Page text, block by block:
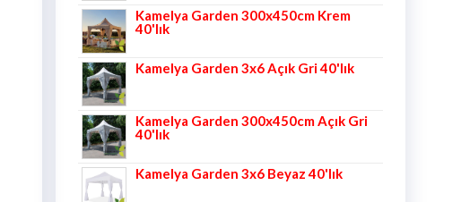
Kamelya Garden 300x450cm Krem
40'lık
Kamelya Garden 3x6 Açık Gri 40'lık
Kamelya Garden 300x450cm Açık Gri
40'lık
Kamelya Garden 3x6 Beyaz 40'lık